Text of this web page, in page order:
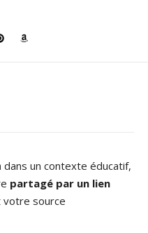
dans un contexte éducatif,
partagé par un lien
votre source